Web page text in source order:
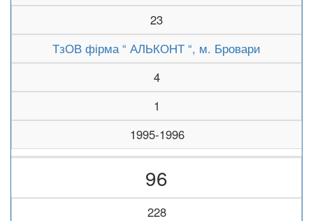
23
ТзОВ фірма “ АЛЬКОНТ “, м. Бровари
4
1
1995-1996
96
228